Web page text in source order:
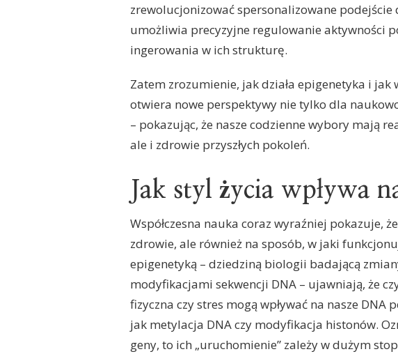
zrewolucjonizować spersonalizowane
umożliwia precyzyjne regulowanie aktywności
ingerowania w ich strukturę.
Zatem zrozumienie, jak działa epigenetyka i jak
otwiera nowe perspektywy nie tylko dla
– pokazując, że nasze codzienne wybory mają
ale i zdrowie przyszłych pokoleń.
Jak styl życia wpływa
Współczesna nauka coraz wyraźniej pokazuje,
zdrowie, ale również na sposób, w jaki
epigenetyką – dziedziną biologii badającą
modyfikacjami sekwencji DNA – ujawniają, że
fizyczna czy stres mogą wpływać na nasze
jak metylacja DNA czy modyfikacja histonów.
geny, to ich „uruchomienie” zależy w dużym